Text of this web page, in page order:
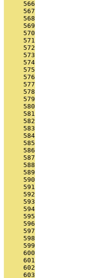
     566
     567
     568
     569
     570
     571
     572
     573
     574
     575
     576
     577
     578
     579
     580
     581
     582
     583
     584
     585
     586
     587
     588
     589
     590
     591
     592
     593
     594
     595
     596
     597
     598
     599
     600
     601
     602
     603